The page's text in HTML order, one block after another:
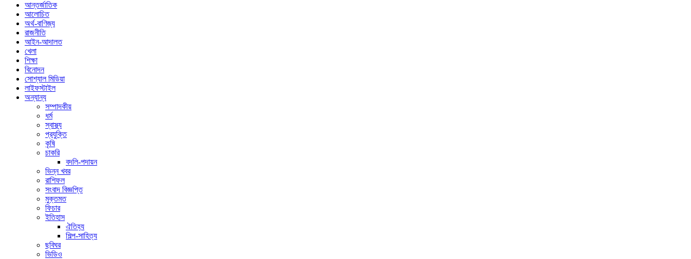
আন্তর্জাতিক
আলোচিত
অর্থ-বাণিজ্য
রাজনীতি
আইন-আদালত
খেলা
শিক্ষা
বিনোদন
সোশ্যাল মিডিয়া
লাইফস্টাইল
অন্যান্য
সম্পাদকীয়
ধর্ম
স্বাস্থ্য
প্রযুক্তি
কৃষি
চাকরি
বদলি-পদায়ন
ভিন্ন খবর
রাশিফল
সংবাদ বিজ্ঞপ্তি
মুক্তমত
ফিচার
ইতিহাস
ঐতিহ্য
শিল্প-সাহিত্য
ছবিঘর
ভিডিও